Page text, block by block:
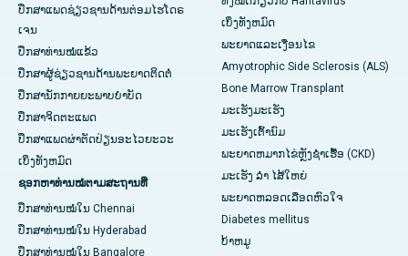
ປຶກສາແພດຊ່ຽວຊານດ້ານຕ່ອມໄຮໂດຣ
ເຈນ
ປຶກສາທ່ານໝໍແຂ້ວ
ປຶກສາຜູ້ຊ່ຽວຊານດ້ານພະຍາດຕິດຕໍ່
ປຶກສານັກກາຍຍະພາບບຳບັດ
ປຶກສາຈິດຕະແພດ
ປຶກສາແພດຜ່າຕັດປ່ຽນອະໄວຍະວະ
ເບິ່ງທັງຫມົດ
ຊອກຫາທ່ານໝໍຕາມສະຖານທີ່
ປຶກສາທ່ານໝໍໃນ Chennai
ປຶກສາທ່ານໝໍໃນ Hyderabad
ປຶກສາທ່ານໝໍໃນ Bangalore
ເບິ່ງ​ທັງ​ຫມົດ
ພະຍາດແລະເງື່ອນໄຂ
Amyotrophic Side Sclerosis (ALS)
Bone Marrow Transplant
ມະເຮັງມະເຮັງ
ມະເຮັງເຕົ້ານົມ
ພະຍາດຫມາກໄຂ່ຫຼັງຊໍາເຮື້ອ (CKD)
ມະເຮັງ ລຳ ໄສ້ໃຫຍ່
ພະຍາດຫລອດເລືອດຫົວໃຈ
Diabetes mellitus
ບ້າຫມູ